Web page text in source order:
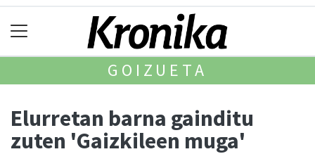
GOIZUETA
Elurretan barna gainditu
zuten 'Gaizkileen muga'